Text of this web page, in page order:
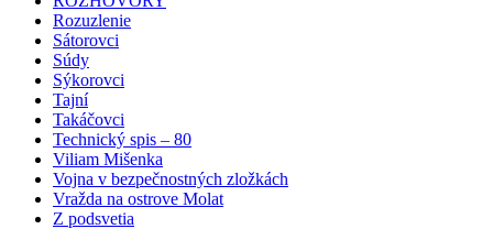
Rozuzlenie
Sátorovci
Súdy
Sýkorovci
Tajní
Takáčovci
Technický spis – 80
Viliam Mišenka
Vojna v bezpečnostných zložkách
Vražda na ostrove Molat
Z podsvetia